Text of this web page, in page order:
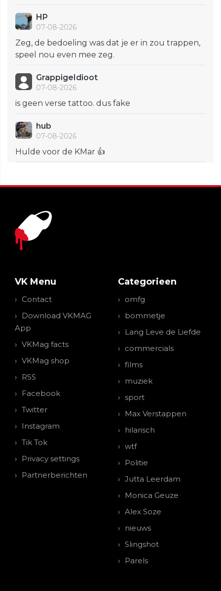
HP
07-08-2026
Zeg, de bedoeling was dat je er in zou trappen,
speel nou even mee zeg.
GrappigeIdioot
07-08-2026
is geen verse tattoo. dus fake
hub
07-08-2026
Hulde voor de KMar 👍
VK Menu
Contact
Download VKMAG
App
VKMag facts
VKMag shop
RSS
Facebook
Twitter
Instagram
Tik Tok
Privacy settings
Partnerberichten
Categorieen
omfg
bommetje
Lang Leve de Liefde
commercials
films
muziek
sport
Max Verstappen
hilarisch
wtf
Politie
Jutta Leerdam
Monica Geuze
Alex Soze
nieuws
Slingshot
Parels